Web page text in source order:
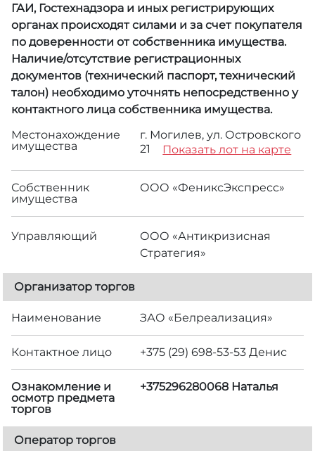
ГАИ, Гостехнадзора и иных регистрирующих
органах происходят силами и за счет покупателя
по доверенности от собственника имущества.
Наличие/отсутствие регистрационных
документов (технический паспорт, технический
талон) необходимо уточнять непосредственно у
контактного лица собственника имущества.
Местонахождение
имущества
г. Могилев, ул. Островского
21
Показать лот на карте
Собственник
имущества
ООО «ФениксЭкспресс»
Управляющий
ООО «Антикризисная
Стратегия»
Организатор торгов
Наименование ЗАО «Белреализация»
Контактное лицо +375 (29) 698-53-53 Денис
Ознакомление и
осмотр предмета
торгов
+375296280068 Наталья
Оператор торгов